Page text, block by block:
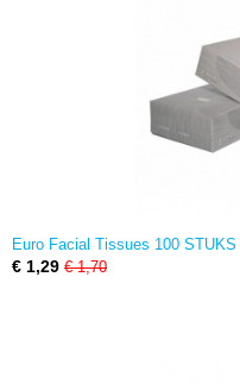
Euro Facial Tissues 100 STUKS
€ 1,29 € 1,70